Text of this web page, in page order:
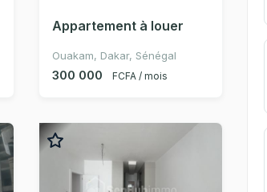
Appartement à louer
Ouakam, Dakar, Sénégal
300 000 FCFA / mois